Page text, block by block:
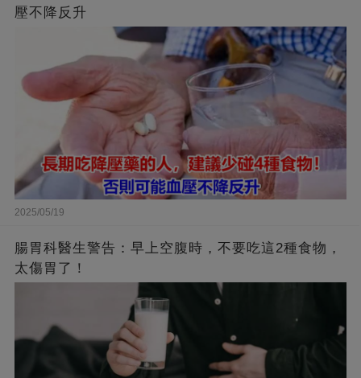
壓不降反升
2025/05/19
腸胃科醫生警告：早上空腹時，不要吃這2種食物，
太傷胃了！